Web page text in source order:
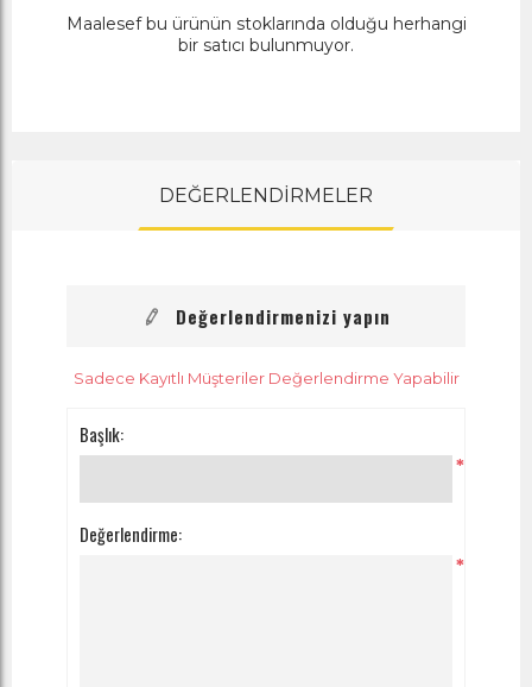
Maalesef bu ürünün stoklarında olduğu herhangi
bir satıcı bulunmuyor.
DEĞERLENDİRMELER
Değerlendirmenizi yapın
Sadece Kayıtlı Müşteriler Değerlendirme Yapabilir
Başlık:
*
Değerlendirme:
*